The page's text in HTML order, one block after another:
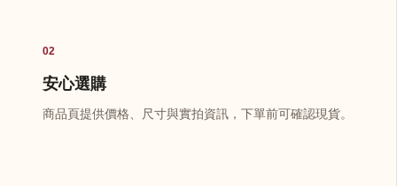
02
安心選購
商品頁提供價格、尺寸與實拍資訊，下單前可確認現貨。